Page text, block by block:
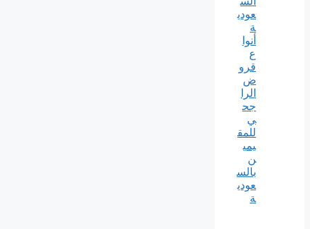
عودي
ة
أنوا
ع
قرو
ض
الرا
جح
ي
للمق
يمي
ن
بالس
عودي
ة